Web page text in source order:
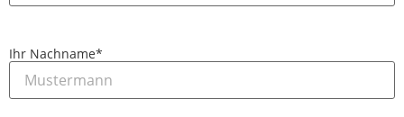
Ihr Nachname*